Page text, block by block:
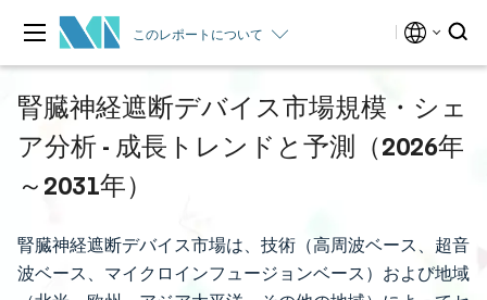
このレポートについて
腎臓神経遮断デバイス市場規模・シェ
ア分析 - 成長トレンドと予測（2026年
～2031年）
腎臓神経遮断デバイス市場は、技術（高周波ベース、超音
波ベース、マイクロインフュージョンベース）および地域